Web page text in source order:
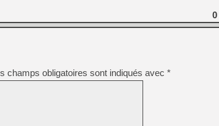
[GK] Mémoire cash -
[GK] Nvidia : le prix des
[GK] Suikoden Star Leap :
[Mo5] La mini borne
[GK] Atari renoue avec
[GK] Le studio de FIFA
[GK] La PlayStation 1 en
[GK] Dawn of War 4 : les
[GK] CloverPit : l'héritier
[GK] Stellar Blade : Blood
0
champs obligatoires sont indiqués avec *